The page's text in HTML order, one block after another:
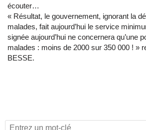
écouter…
« Résultat, le gouvernement, ignorant la
malades, fait aujourd’hui le service
signée aujourd’hui ne concernera qu’une
malades : moins de 2000 sur 350 000 ! »
BESSE.